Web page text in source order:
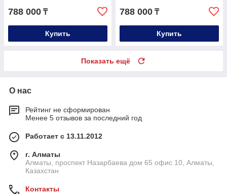
788 000 ₸
Купить
788 000 ₸
Купить
Показать ещё
О нас
Рейтинг не сформирован
Менее 5 отзывов за последний год
Работает с 13.11.2012
г. Алматы
Алматы, проспект Назарбаева дом 65 офис 10, Алматы,
Казахстан
Контакты